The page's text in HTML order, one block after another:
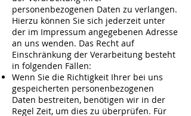
personenbezogenen Daten zu verlangen.
Hierzu können Sie sich jederzeit unter
der im Impressum angegebenen Adresse
an uns wenden. Das Recht auf
Einschränkung der Verarbeitung besteht
in folgenden Fällen:
Wenn Sie die Richtigkeit Ihrer bei uns
gespeicherten personenbezogenen
Daten bestreiten, benötigen wir in der
Regel Zeit, um dies zu überprüfen. Für